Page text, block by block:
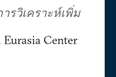
รวิเคราะห์เพิ่ม
Eurasia Center